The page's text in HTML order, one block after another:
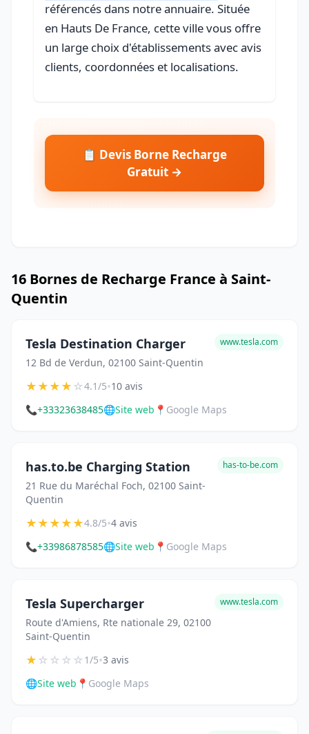
référencés dans notre annuaire. Située
en Hauts De France, cette ville vous offre
un large choix d'établissements avec avis
clients, coordonnées et localisations.
📋 Devis Borne Recharge
Gratuit →
16 Bornes de Recharge France à Saint-
Quentin
Tesla Destination Charger
12 Bd de Verdun, 02100 Saint-Quentin
www.tesla.com
★★★★☆4.1/5•10 avis
📞+33323638485🌐Site web 📍 Google Maps
has.to.be Charging Station
21 Rue du Maréchal Foch, 02100 Saint-
Quentin
has-to-be.com
★★★★★4.8/5•4 avis
📞+33986878585🌐Site web 📍 Google Maps
Tesla Supercharger
Route d'Amiens, Rte nationale 29, 02100
Saint-Quentin
www.tesla.com
★☆☆☆☆1/5•3 avis
🌐Site web 📍 Google Maps